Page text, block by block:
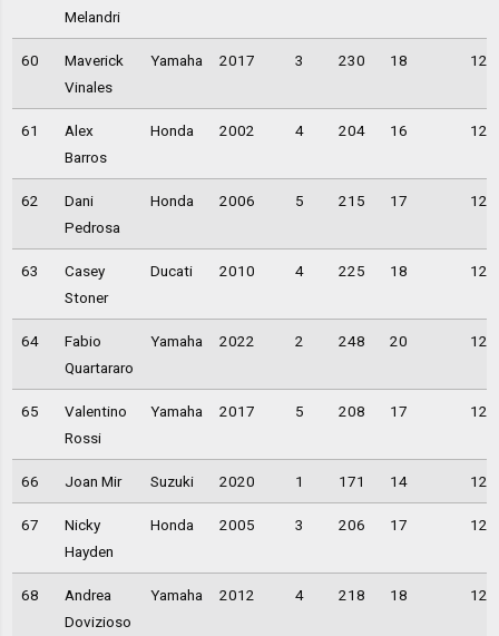
Melandri
60
Maverick
Vinales
Yamaha 2017 3 230 18
61
Alex
Barros
Honda 2002 4 204 16
62
Dani
Pedrosa
Honda 2006 5 215 17
63
Casey
Stoner
Ducati 2010 4 225 18
64
Fabio
Quartararo
Yamaha 2022 2 248 20
65
Valentino
Rossi
Yamaha 2017 5 208 17
66 Joan Mir Suzuki 2020 1 171 14
67
Nicky
Hayden
Honda 2005 3 206 17
68
Andrea
Dovizioso
Yamaha 2012 4 218 18